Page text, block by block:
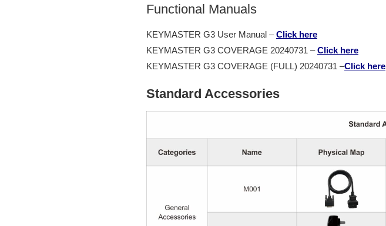
Functional Manuals
KEYMASTER G3 User Manual –Click here
KEYMASTER G3 COVERAGE 20240731 –Click here
KEYMASTER G3 COVERAGE (FULL) 20240731 –Click here
Standard Accessories